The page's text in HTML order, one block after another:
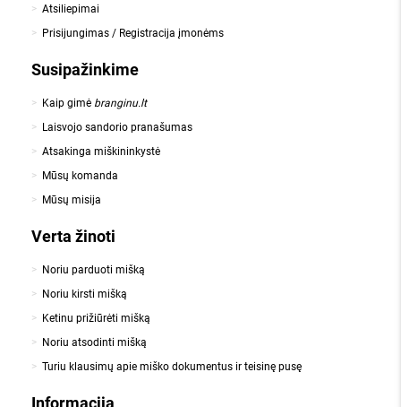
Atsiliepimai
Prisijungimas / Registracija įmonėms
Susipažinkime
Kaip gimė branginu.lt
Laisvojo sandorio pranašumas
Atsakinga miškininkystė
Mūsų komanda
Mūsų misija
Verta žinoti
Noriu parduoti mišką
Noriu kirsti mišką
Ketinu prižiūrėti mišką
Noriu atsodinti mišką
Turiu klausimų apie miško dokumentus ir teisinę pusę
Informacija